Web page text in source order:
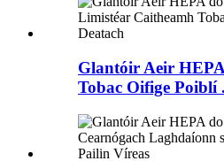
Glantóir Aeir
Tobac Oifige Poiblí